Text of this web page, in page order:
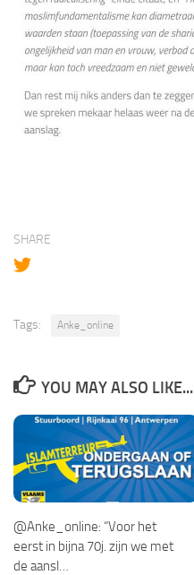
SHARE
Tags: Anke_online
YOU MAY ALSO LIKE...
@Anke_online: “Voor het
eerst in bijna 70j. zijn we met
de aansl…